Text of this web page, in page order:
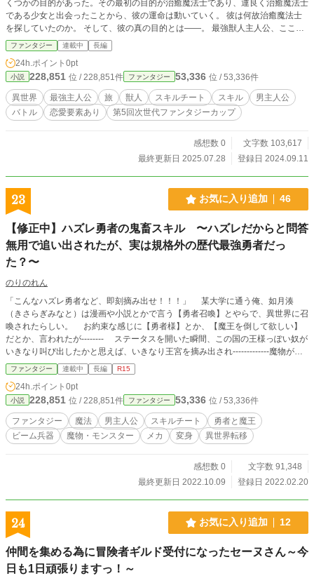
くつかの目的があった。その最初の目的が治癒魔法士であり、運良く治癒魔法士
である少女と出会ったことから、彼の運命は動いていく。 彼は何故治癒魔法士
を探していたのか。 そして、彼の真の目的とは――。 最強獣人主人公、ここに
現る――。
ファンタジー 連載中 長編
24h.ポイント 0pt
小説 228,851 位 / 228,851件 ファンタジー 53,336 位 / 53,336件
異世界 最強主人公 旅 獣人 スキルチート スキル
男主人公
バトル
恋愛要素あり 第5回次世代ファンタジーカップ
感想数 0
文字数 103,617
最終更新日 2025.07.28
登録日 2024.09.11
23 お気に入り追加 46
【修正中】ハズレ勇者の鬼畜スキル 〜ハズレだからと問答
無用で追い出されたが、実は規格外の歴代最強勇者だっ
た？〜
のりのれん
「こんなハズレ勇者など、即刻摘み出せ！！！」 某大学に通う俺、如月湊
（きさらぎみなと）は漫画や小説とかで言う【勇者召喚】とやらで、異世界に召
喚されたらしい。 お約束な感じに【勇者様】とか、【魔王を倒して欲しい】
だとか、言われたが-------- ステータスを開いた瞬間、この国の王様っぽい奴が
いきなり叫び出したかと思えば、いきなり王宮を摘み出され-------------魔物が多
く生息する危険な森の中へと捨てられてしまった。 後で分かった事だが、ど
うやら俺は【生産系のスキル】を持った勇者らしく。 この世界では、最下級
で役に立たないスキルらしい。 えっ？ でも、このスキルって普通に最強
じゃね？ 試しに使ってみると、あまりにも規格外過ぎて、目立ってしまい-----
-------- いつしか、女神やら、王女やらに求婚されるようになってい
き…………。 ※前の作品の修正中のものです。 ※下記リンクでも投稿中 アル
ファで見れない方など、宜しければ、そちらでご覧下さい。 https://ncode.syose
ファンタジー 連載中 長編 R15
24h.ポイント 0pt
小説 228,851 位 / 228,851件 ファンタジー 53,336 位 / 53,336件
ファンタジー 魔法 男主人公 スキルチート
勇者と魔王
ビーム兵器
魔物・モンスター メカ 変身 異世界転移
感想数 0
文字数 91,348
最終更新日 2022.10.09
登録日 2022.02.20
24 お気に入り追加 12
仲間を集める為に冒険者ギルド受付になったセーヌさん～今
日も1日頑張りますっ！～